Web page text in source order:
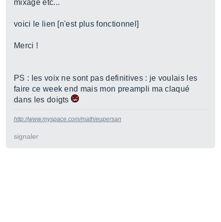
mixage etc...
voici le lien [n'est plus fonctionnel]
Merci !
PS : les voix ne sont pas definitives : je voulais les
faire ce week end mais mon preampli ma claqué
dans les doigts
http://www.myspace.com/mathieupersan
signaler